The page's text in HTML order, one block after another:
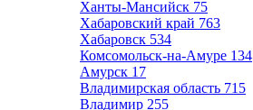
Ханты-Мансийск 75
Хабаровский край 763
Хабаровск 534
Комсомольск-на-Амуре 134
Амурск 17
Владимирская область 715
Владимир 255